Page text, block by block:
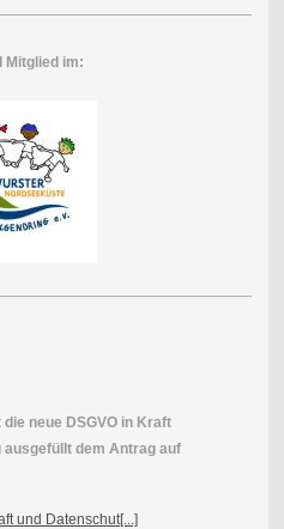
Mitglied im:
neue DSGVO in Kraft
dem Antrag auf
und Datenschut[...]